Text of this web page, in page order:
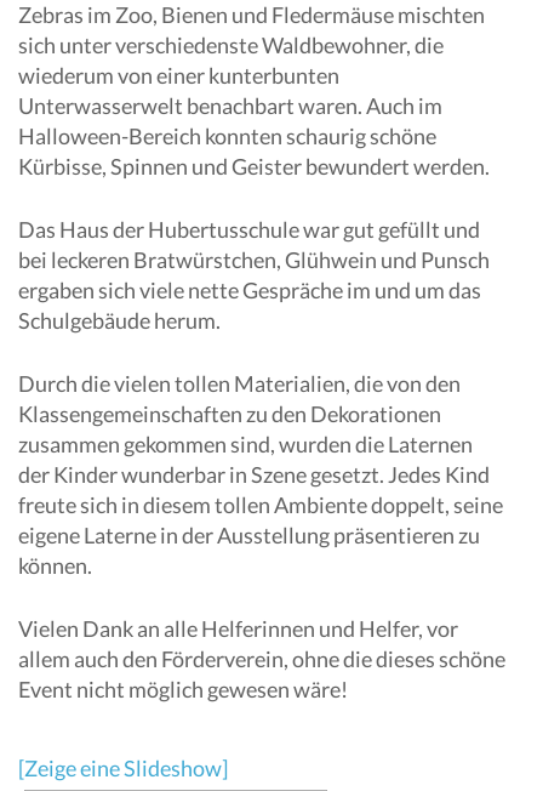
Zebras im Zoo, Bienen und Fledermäuse mischten
sich unter verschiedenste Waldbewohner, die
wiederum von einer kunterbunten
Unterwasserwelt benachbart waren. Auch im
Halloween-Bereich konnten schaurig schöne
Kürbisse, Spinnen und Geister bewundert werden.
Das Haus der Hubertusschule war gut gefüllt und
bei leckeren Bratwürstchen, Glühwein und Punsch
ergaben sich viele nette Gespräche im und um das
Schulgebäude herum.
Durch die vielen tollen Materialien, die von den
Klassengemeinschaften zu den Dekorationen
zusammen gekommen sind, wurden die Laternen
der Kinder wunderbar in Szene gesetzt. Jedes Kind
freute sich in diesem tollen Ambiente doppelt, seine
eigene Laterne in der Ausstellung präsentieren zu
können.
Vielen Dank an alle Helferinnen und Helfer, vor
allem auch den Förderverein, ohne die dieses schöne
Event nicht möglich gewesen wäre!
[Zeige eine Slideshow]